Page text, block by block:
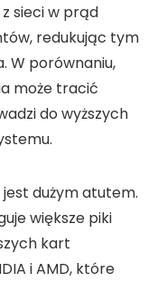
sieci w prąd
redukując tym
W porównaniu,
może tracić
do wyższych
dużym atutem.
większe piki
kart
i AMD, które